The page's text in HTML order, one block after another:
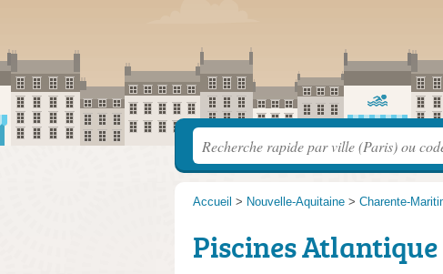
Accueil > Nouvelle-Aquitaine > Charente-
Piscines Atlantique